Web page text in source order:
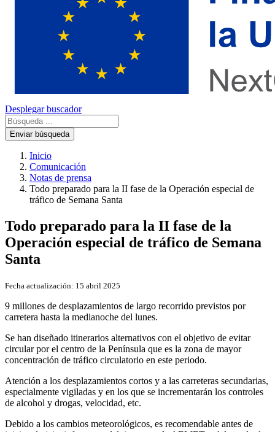
Desplegar buscador
Enviar búsqueda
Inicio
Comunicación
Notas de prensa
Todo preparado para la II fase de la Operación especial de
tráfico de Semana Santa
Todo preparado para la II fase de la
Operación especial de tráfico de Semana
Santa
Fecha actualización: 15 abril 2025
9 millones de desplazamientos de largo recorrido previstos por
carretera hasta la medianoche del lunes.
Se han diseñado itinerarios alternativos con el objetivo de evitar
circular por el centro de la Península que es la zona de mayor
concentración de tráfico circulatorio en este periodo.
Atención a los desplazamientos cortos y a las carreteras secundarias,
especialmente vigiladas y en los que se incrementarán los controles
de alcohol y drogas, velocidad, etc.
Debido a los cambios meteorológicos, es recomendable antes de